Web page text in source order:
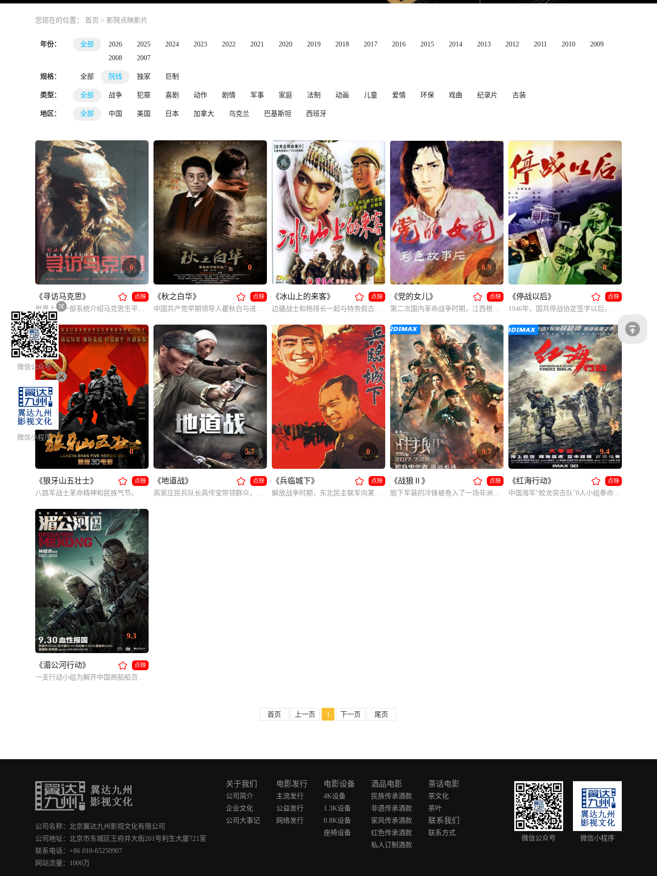
您现在的位置： 首页 > 影院点映影片
年份： 全部 2026 2025 2024 2023 2022 2021 2020 2019 2018 2017 2016 2015 2014 2013 2012 2011 2010
2009
2008
2007
规格： 全部 院线 独家 巨制
类型： 全部 战争 犯罪 喜剧 动作 剧情 军事 家庭 法制 动画 儿童 爱情 环保 戏曲 纪录片 古装
地区： 全部 中国 美国 日本 加拿大 乌克兰 巴基斯坦 西班牙
0
《寻访马克思》
世界上第一部系统介绍马克思生平的传记类电影作品。
点映
0
《秋之白华》
中国共产党早期领导人瞿秋白与进步女青年杨之华从相知相恋，到终成眷属，再到生死离别。
点映
0
《冰山上的来客》
边疆战士和杨排长一起与特务假古兰丹姆斗智斗勇，最终胜利的阿米尔和真古兰丹姆也得以重逢。
点映
6.9
《党的女儿》
第二次国内革命战争时期，江西根据地笼罩在白色恐怖中，共产党员玉梅带领人民群众坚持斗争，最后为了掩护游击队员而英勇就义。
点映
0
《停战以后》
1946年，国共停战协定签字以后，中共代表顾青将军在军调处与美方代表、国民党代表展开针锋相对的斗争，揭露了他们假和平、真备战的阴谋的故事。
点映
0
《狼牙山五壮士》
八路军战士革命精神和民族气节。
点映
5.7
《地道战》
高家庄民兵队长高传宝带领群众，在党的领导下深入日寇白区，机智勇敢地开展对敌斗争。
点映
0
《兵临城下》
解放战争时期，东北民主联军向某城国民党军发动强大攻势，从打入敌人内部，到最后瓦解敌军。
点映
9.7
《战狼Ⅱ》
脱下军装的冷锋被卷入了一场非洲国家的叛乱，本来能够安全撤离的他无法忘记军人的职责，重回战场展开救援。
点映
9.4
《红海行动》
中国海军“蛟龙突击队”8人小组奉命执行撤侨任务，突击队兵分两路进行救援，但不幸遭到伏击，人员伤亡；同时在粉碎叛军武装首领的惊天阴谋中惨胜。
点映
9.3
《湄公河行动》
一支行动小组为解开中国商船船员遇难所隐藏的阴谋，企图揪出运毒案件幕后黑手。
点映
首页 上一页 1 下一页 尾页
微信公众号
微信小程序
公司名称：北京翼达九州影视文化有限公司
公司地址：北京市东城区王府井大街201号利生大厦721室
联系电话：+86 010-65250907
网站流量：1000万
关于我们
公司简介
企业文化
公司大事记
电影发行
主流发行
公益发行
网络发行
电影设备
4K设备
1.3K设备
0.8K设备
座椅设备
酒品电影
民族传承酒款
非遗传承酒款
家风传承酒款
红色传承酒款
私人订制酒款
茶话电影
茶文化
茶叶
联系我们
联系方式
微信公众号 微信小程序